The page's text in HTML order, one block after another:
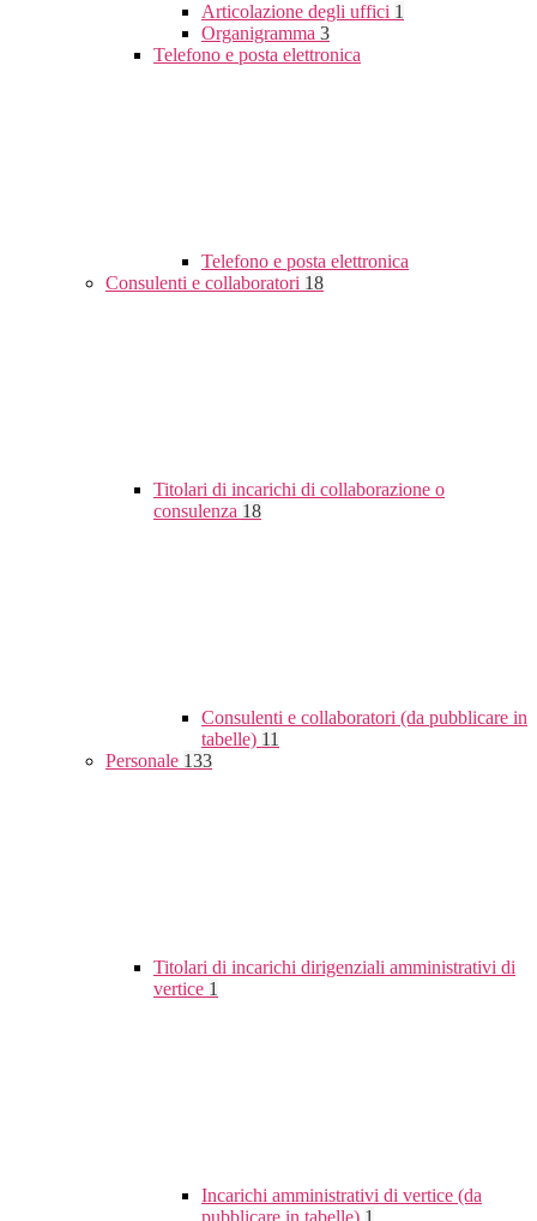
Articolazione degli uffici 1
Organigramma 3
Telefono e posta elettronica
Telefono e posta elettronica
Consulenti e collaboratori 18
Titolari di incarichi di collaborazione o
consulenza 18
Consulenti e collaboratori (da pubblicare in
tabelle) 11
Personale 133
Titolari di incarichi dirigenziali amministrativi di
vertice 1
Incarichi amministrativi di vertice (da